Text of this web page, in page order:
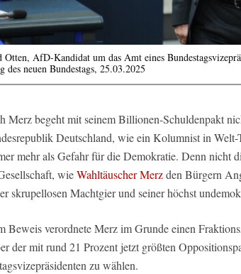
Otten, AfD-Kandidat um das Amt eines
des neuen Bundestags, 25.03.2025
Merz begeht mit seinem Billionen-Schuldenpakt
Deutschland, wie ein Kolumnist in
mehr als Gefahr für die Demokratie. Denn nicht
wieWahltäuscher Merzden Bürgern
skrupellosen Machtgier und seiner höchst
Beweis verordnete Merz im Grunde einen
der mit rund 21 Prozent jetzt größten
zu wählen.